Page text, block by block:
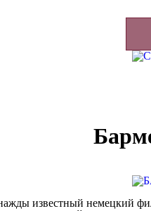
известный